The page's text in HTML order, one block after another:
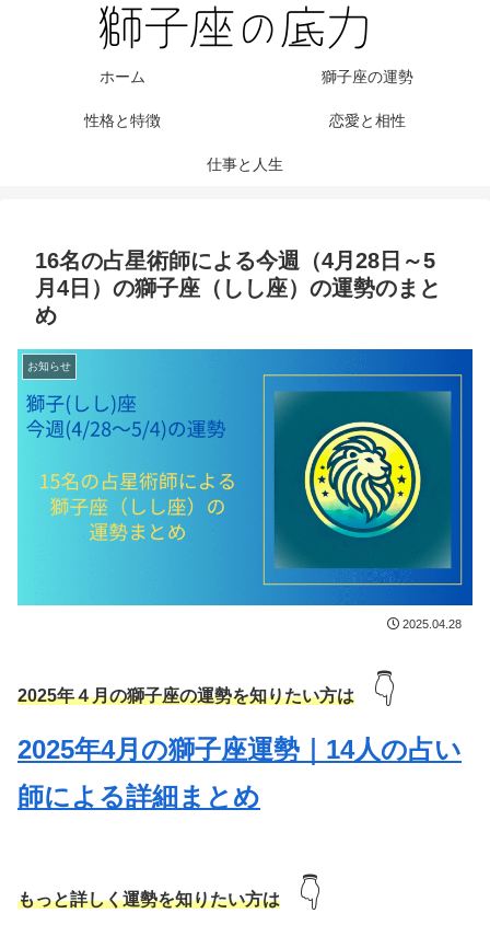
ホーム 獅子座の運勢
性格と特徴 恋愛と相性
仕事と人生
16名の占星術師による今週（4月28日～5
月4日）の獅子座（しし座）の運勢のまと
め
お知らせ
2025.04.28
2025年４月の獅子座の運勢を知りたい方は 👇
2025年4月の獅子座運勢｜14人の占い
師による詳細まとめ
もっと詳しく運勢を知りたい方は 👇